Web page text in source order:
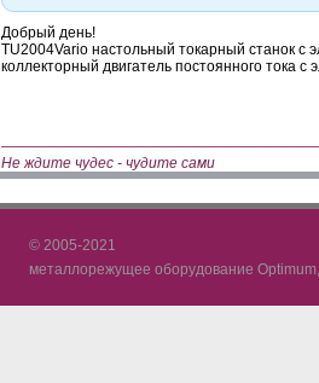
Добрый день!
TU2004Vario настольный токарный станок с
коллекторный двигатель постоянного тока
Не ждите чудес - чудите сами
© 2005-2021
металлорежущее оборудование